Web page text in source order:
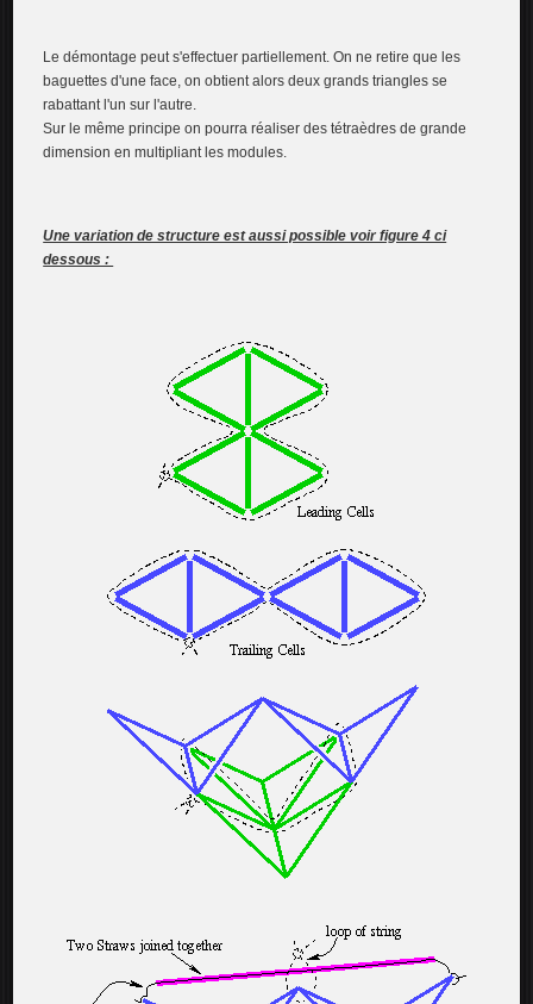
Le démontage peut s'effectuer partiellement. On ne retire que les
baguettes d'une face, on obtient alors deux grands triangles se
rabattant l'un sur l'autre.
Sur le même principe on pourra réaliser des tétraèdres de grande
dimension en multipliant les modules.
Une variation de structure est aussi possible voir figure 4 ci
dessous :